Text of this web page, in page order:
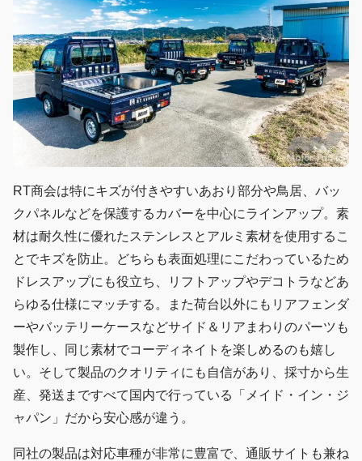
RT商会は特にキズが付きやすいあおり部分や鳥居、バッ
クパネルなどを保護するカバーを中心にラインアップ。素
材は耐久性に優れたステンレスとアルミ素材を使用するこ
とでキズを防止。どちらも表面処理にこだわっているため
ドレスアップにも役立ち、リフトアップやデコトラなどあ
らゆる仕様にマッチする。また荷台以外にもリアフェンダ
ーやバッテリーケースなどサイド＆リアまわりのパーツも
製作し、同じ素材でコーディネイトを楽しめるのも嬉し
い。そして製品のクオリティにも自信があり、採寸から生
産、発送まですべて国内で行っている「メイド・イン・ジ
ャパン」だから安心感が違う。
同社の製品は対応車種が非常に豊富で、通販サイトも兼ね